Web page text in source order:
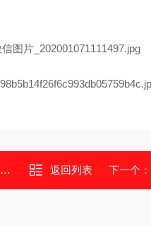
返回列表 下一个：